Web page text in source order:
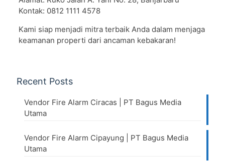
Kontak: 0812 1111 4578
Kami siap menjadi mitra terbaik Anda dalam menjaga
keamanan properti dari ancaman kebakaran!
Recent Posts
Vendor Fire Alarm Ciracas | PT Bagus Media
Utama
Vendor Fire Alarm Cipayung | PT Bagus Media
Utama